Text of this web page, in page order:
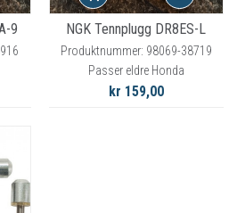
9 NGK Tennplugg DR8ES-L
Produktnummer: 98069-38719
Passer eldre Honda
kr 159,00